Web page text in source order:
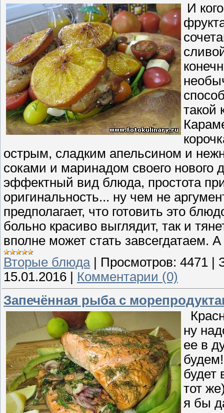
И
такой
острым, сладким апельсином и
соками и маринадом своего нового
эффектный вид блюда, простота
оригинальность... ну чем не
предполагает, что готовить это
больно красиво выглядит, так и
вполне может стать завсегдатаем.
Вторые блюда | Просмотров: 4471 |
15.01.2016 | Комментарии (0)
Запечённая рыба с
ну
ее в
будет
тот
я бы